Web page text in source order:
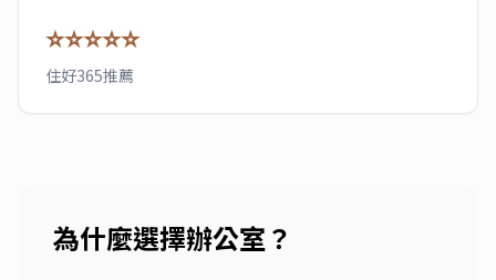
⭐⭐⭐⭐⭐
住好365推薦
為什麼選擇辦公室？